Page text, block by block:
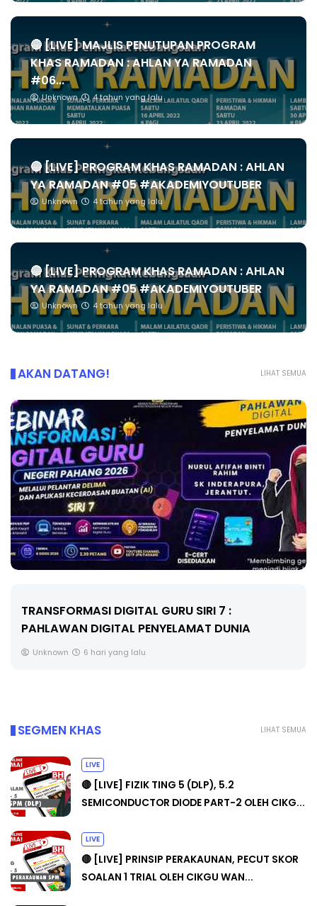
🔴 [LIVE] MAJLIS PENUTUPAN PROGRAM
KHAS RAMADAN : AHLAN YA RAMADAN
#06...
Unknown 4 tahun yang lalu
🔴 [LIVE] PROGRAM KHAS RAMADAN : AHLAN
YA RAMADAN #05 #AKADEMIYOUTUBER
Unknown 4 tahun yang lalu
🔴 [LIVE] PROGRAM KHAS RAMADAN : AHLAN
YA RAMADAN #05 #AKADEMIYOUTUBER
Unknown 4 tahun yang lalu
LIHAT SEMUA
AKAN DATANG!
TRANSFORMASI DIGITAL GURU SIRI 7 :
PAHLAWAN DIGITAL PENYELAMAT DUNIA
Unknown 6 hari yang lalu
LIHAT SEMUA
SEGMEN KHAS
LIVE
🔴 [LIVE] FIZIK TING 5 (DLP), 5.2
SEMICONDUCTOR DIODE PART-2 OLEH CIKG...
LIVE
🔴 [LIVE] PRINSIP PERAKAUNAN, PECUT SKOR
SOALAN 1 TRIAL OLEH CIKGU WAN...